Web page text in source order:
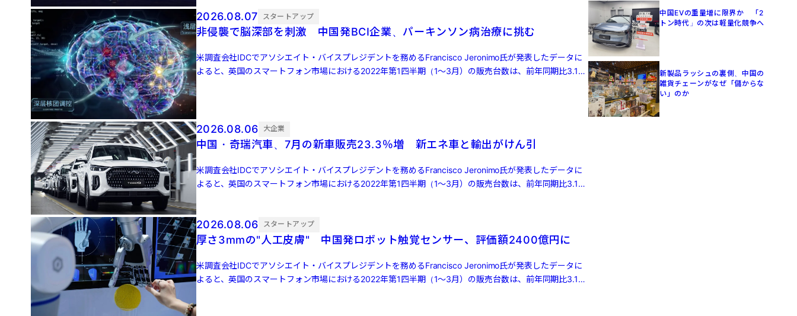
増 […]
2026.08.07 スタートアップ
非侵襲で脳深部を刺激 中国発BCI企業、パーキンソン病治療に挑む
米調査会社IDCでアソシエイト・バイスプレジデントを務めるFrancisco Jeronimo氏が発表したデータに
よると、英国のスマートフォン市場における2022年第1四半期（1～3月）の販売台数は、前年同期比3.1%
増 […]
2026.08.06 大企業
中国・奇瑞汽車、7月の新車販売23.3％増 新エネ車と輸出がけん引
米調査会社IDCでアソシエイト・バイスプレジデントを務めるFrancisco Jeronimo氏が発表したデータに
よると、英国のスマートフォン市場における2022年第1四半期（1～3月）の販売台数は、前年同期比3.1%
2026.08.06 スタートアップ
厚さ3mmの"人工皮膚" 中国発ロボット触覚センサー、評価額2400億円に
米調査会社IDCでアソシエイト・バイスプレジデントを務めるFrancisco Jeronimo氏が発表したデータに
よると、英国のスマートフォン市場における2022年第1四半期（1～3月）の販売台数は、前年同期比3.1%
中国EVの重量増に限界か 「2
トン時代」の次は軽量化競争へ
新製品ラッシュの裏側、中国の
雑貨チェーンがなぜ「儲からな
い」のか